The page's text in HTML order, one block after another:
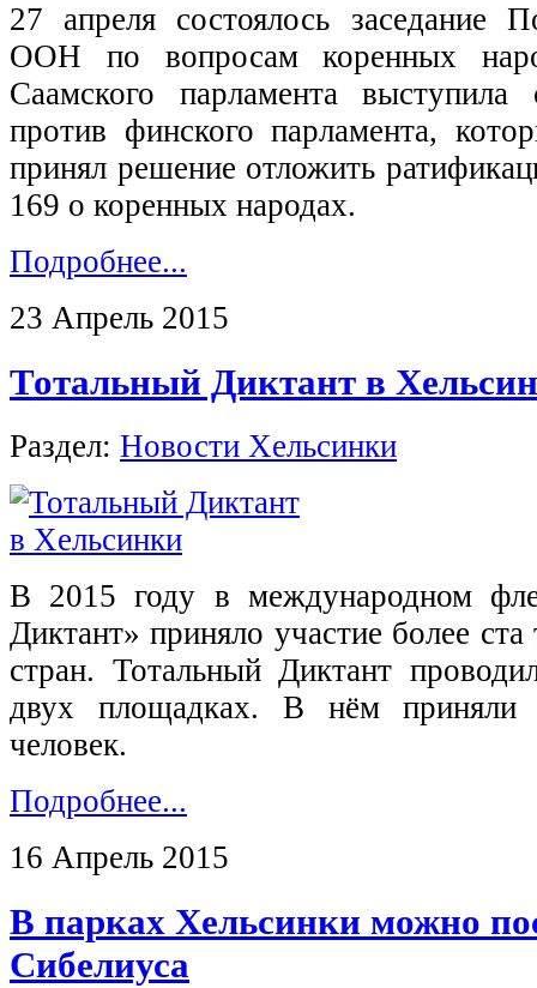
27 апреля состоялось заседание
ООН по вопросам коренных
Саамского парламента
против финского парламента,
принял решение отложить
169 о коренных народах.
Подробнее...
23 Апрель 2015
Тотальный Диктант в
Раздел: Новости Хельсинки
В 2015 году в международном
Диктант» приняло участие более
стран. Тотальный Диктант
двух площадках. В нём приняли
человек.
Подробнее...
16 Апрель 2015
В парках Хельсинки можно
Сибелиуса